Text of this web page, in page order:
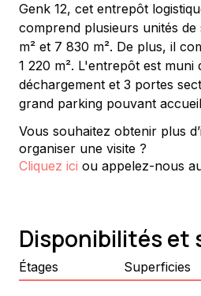
Genk 12, cet entrepôt
comprend plusieurs unités
m² et 7 830 m². De plus, il
1 220 m². L'entrepôt est muni
déchargement et 3 portes
grand parking pouvant
Vous souhaitez obtenir plus
organiser une visite ?
Cliquez ici ou appelez-nous
Disponibilités et
Étages Superficies